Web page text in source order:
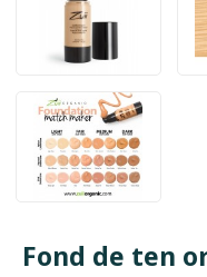
Fond de ten